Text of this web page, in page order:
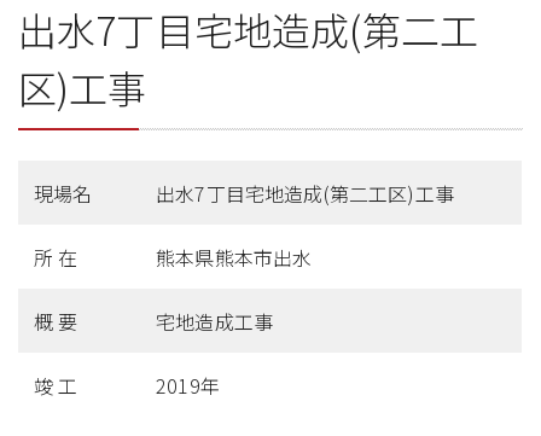
出水7丁目宅地造成(第二工
区)工事
現場名 出水7丁目宅地造成(第二工区)工事
所 在 熊本県熊本市出水
概 要 宅地造成工事
竣 工 2019年